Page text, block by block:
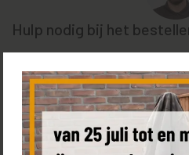
Hulp nodig bij het
deshowroom